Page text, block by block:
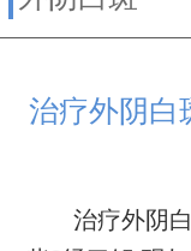
治疗外阴白
治疗外阴白